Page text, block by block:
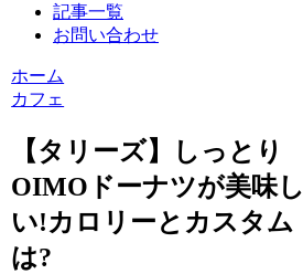
記事一覧
お問い合わせ
ホーム
カフェ
【タリーズ】しっとり
OIMOドーナツが美味し
い!カロリーとカスタム
は?